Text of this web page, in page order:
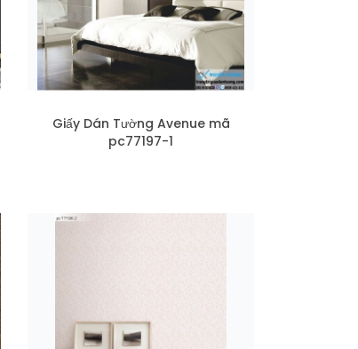
Giấy Dán Tường Avenue mã
pc77197-1